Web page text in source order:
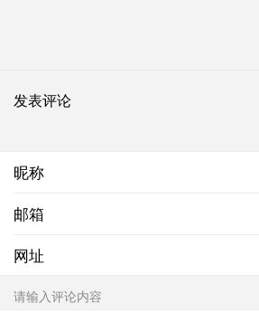
发表评论
昵称
邮箱
网址
请输入评论内容